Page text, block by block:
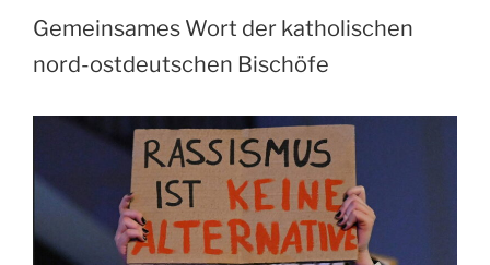
Gemeinsames Wort der katholischen
nord-ostdeutschen Bischöfe